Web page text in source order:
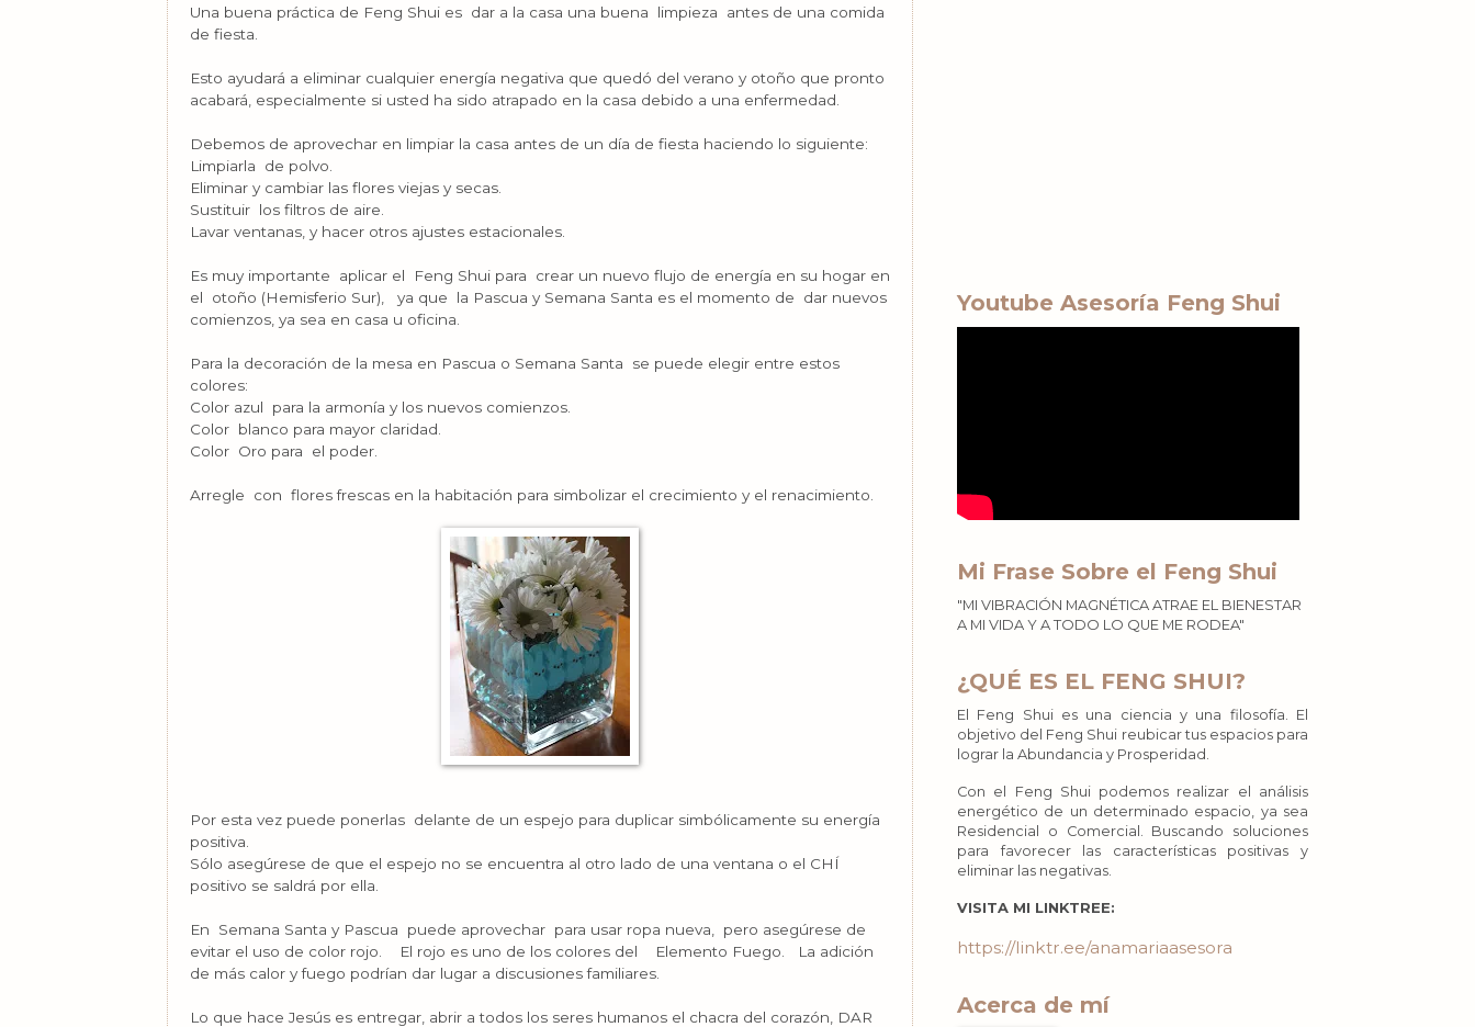
Una buena práctica de Feng Shui es dar a la casa una buena limpieza antes de una comida
de fiesta.
Esto ayudará a eliminar cualquier energía negativa que quedó del verano y otoño que pronto
acabará, especialmente si usted ha sido atrapado en la casa debido a una enfermedad.
Debemos de aprovechar en limpiar la casa antes de un día de fiesta haciendo lo siguiente:
Limpiarla de polvo.
Eliminar y cambiar las flores viejas y secas.
Sustituir los filtros de aire.
Lavar ventanas, y hacer otros ajustes estacionales.
Es muy importante aplicar el Feng Shui para crear un nuevo flujo de energía en su hogar en
el otoño (Hemisferio Sur), ya que la Pascua y Semana Santa es el momento de dar nuevos
comienzos, ya sea en casa u oficina.
Para la decoración de la mesa en Pascua o Semana Santa se puede elegir entre estos
colores:
Color azul para la armonía y los nuevos comienzos.
Color blanco para mayor claridad.
Color Oro para el poder.
Arregle con flores frescas en la habitación para simbolizar el crecimiento y el renacimiento.
Por esta vez puede ponerlas delante de un espejo para duplicar simbólicamente su energía
positiva.
Sólo asegúrese de que el espejo no se encuentra al otro lado de una ventana o el CHÍ
positivo se saldrá por ella.
En Semana Santa y Pascua puede aprovechar para usar ropa nueva, pero asegúrese de
evitar el uso de color rojo. El rojo es uno de los colores del Elemento Fuego. La adición
de más calor y fuego podrían dar lugar a discusiones familiares.
Lo que hace Jesús es entregar, abrir a todos los seres humanos el chacra del corazón, DAR
Youtube Asesoría Feng Shui
Mi Frase Sobre el Feng Shui
"MI VIBRACIÓN MAGNÉTICA ATRAE EL BIENESTAR
A MI VIDA Y A TODO LO QUE ME RODEA"
¿QUÉ ES EL FENG SHUI?
El Feng Shui es una ciencia y una filosofía. El
objetivo del Feng Shui reubicar tus espacios para
lograr la Abundancia y Prosperidad.
Con el Feng Shui podemos realizar el análisis
energético de un determinado espacio, ya sea
Residencial o Comercial. Buscando soluciones
para favorecer las características positivas y
eliminar las negativas.
VISITA MI LINKTREE:
https://linktr.ee/anamariaasesora
Acerca de mí